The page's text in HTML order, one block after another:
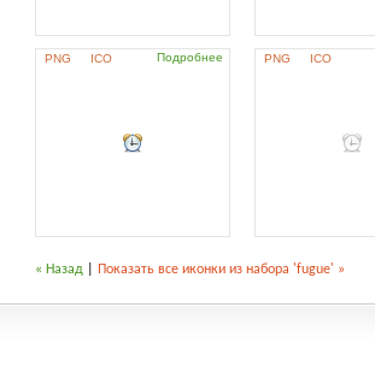
PNG ICO Подробнее PNG ICO
« Назад Показать все иконки из набора 'fugue' »